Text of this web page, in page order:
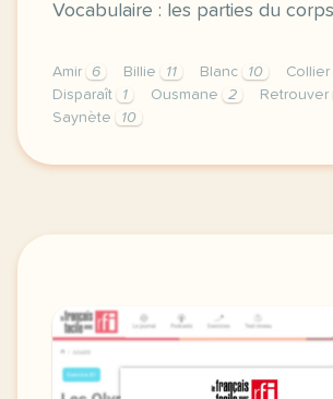
Vocabulaire : les parties du
Amir 6 Billie 11 Blanc 10 Collier
Disparaît
1 Ousmane 2 Retrouver
Saynète
10
exercice a1 des nouvelles du